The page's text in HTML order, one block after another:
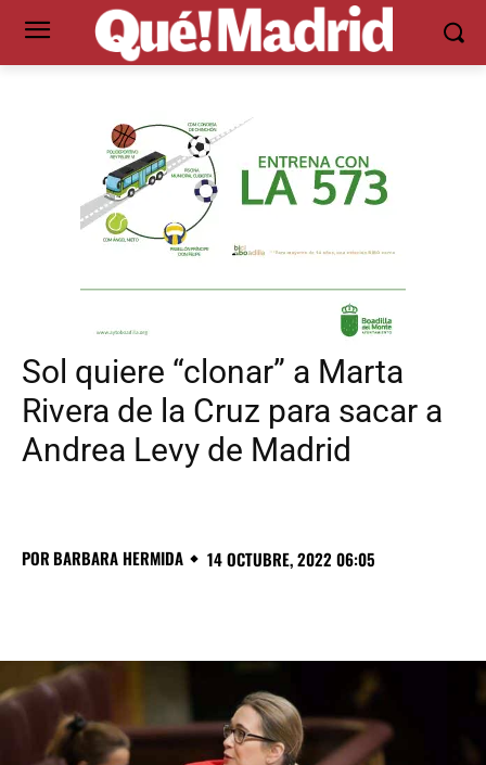
Sol quiere “clonar” a Marta
Rivera de la Cruz para sacar a
Andrea Levy de Madrid
POR BARBARA HERMIDA 14 OCTUBRE, 2022 06:05